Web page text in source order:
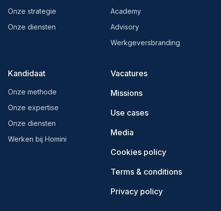
Onze strategie
Onze diensten
Academy
Advisory
Werkgeversbranding
Kandidaat
Onze methode
Onze expertise
Onze diensten
Werken bij Homini
Vacatures
Missions
Use cases
Media
Cookies policy
Terms & conditions
Privacy policy